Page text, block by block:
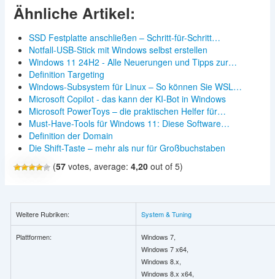
Ähnliche Artikel:
SSD Festplatte anschließen – Schritt-für-Schritt…
Notfall-USB-Stick mit Windows selbst erstellen
Windows 11 24H2 - Alle Neuerungen und Tipps zur…
Definition Targeting
Windows-Subsystem für Linux – So können Sie WSL…
Microsoft Copilot - das kann der KI-Bot in Windows
Microsoft PowerToys – die praktischen Helfer für…
Must-Have-Tools für Windows 11: Diese Software…
Definition der Domain
Die Shift-Taste – mehr als nur für Großbuchstaben
(57votes, average: 4,20out of 5)
Weitere Rubriken: System & Tuning
Plattformen:
Windows 7,
Windows 7 x64,
Windows 8.x,
Windows 8.x x64,